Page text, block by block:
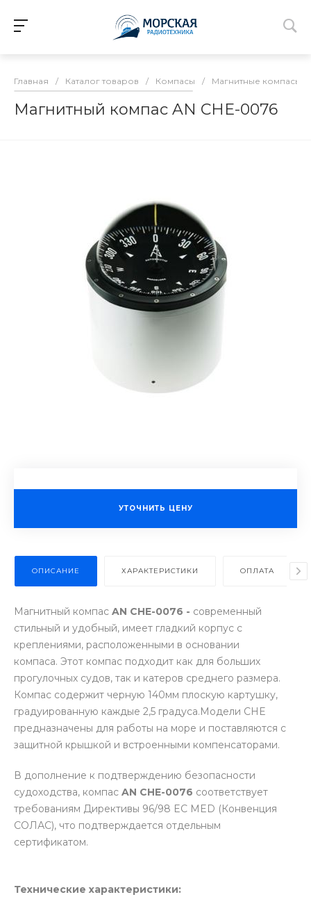
Главная / Каталог товаров / Компасы / Магнитные компасы
Магнитный компас AN CHE-0076
УТОЧНИТЬ ЦЕНУ
ОПИСАНИЕ ХАРАКТЕРИСТИКИ ОПЛАТА
Магнитный компас AN CHE-0076 - современный
стильный и удобный, имеет гладкий корпус с
креплениями, расположенными в основании
компаса. Этот компас подходит как для больших
прогулочных судов, так и катеров среднего размера.
Компас содержит черную 140мм плоскую картушку,
градуированную каждые 2,5 градуса.Модели CHE
предназначены для работы на море и поставляются с
защитной крышкой и встроенными компенсаторами.
В дополнение к подтверждению безопасности
судоходства, компас AN CHE-0076 соответствует
требованиям Директивы 96/98 EC MED (Конвенция
СОЛАС), что подтверждается отдельным
сертификатом.
Технические характеристики: